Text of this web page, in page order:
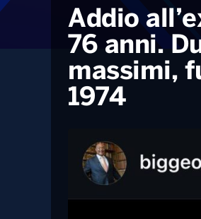
Addio
76 anni.
massimi,
1974